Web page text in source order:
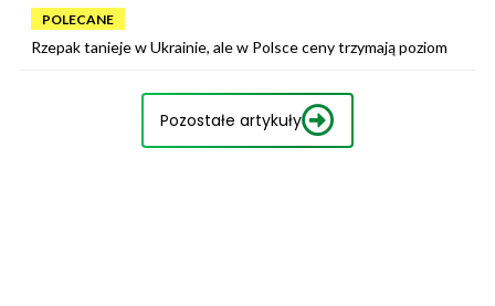
POLECANE
Rzepak tanieje w Ukrainie, ale w Polsce ceny trzymają poziom
Pozostałe artykuły